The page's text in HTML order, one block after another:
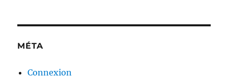
MÉTA
Connexion